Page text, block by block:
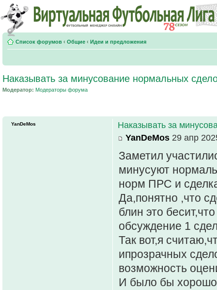
Список форумов ‹ Общие ‹ Идеи и предложения
Наказывать за минусование нормальных
Модератор: Модераторы форума
Наказывать за
YanDeMos 29 апр
Заметил
минусуют
норм ПРС и
Да,понятно ,что
блин это
обсуждение 1
Так вот,я
ипрозрачных
возможность
И было бы хорошо
YanDeMos